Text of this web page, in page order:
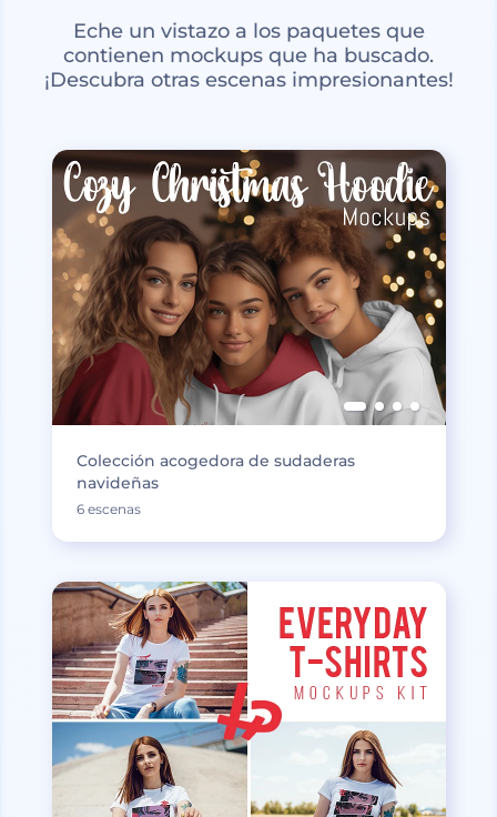
Eche un vistazo a los paquetes que
contienen mockups que ha buscado.
¡Descubra otras escenas impresionantes!
Colección acogedora de sudaderas
navideñas
6 escenas